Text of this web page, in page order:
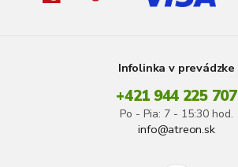
Infolinka v prevádzke
+421 944 225 707
Po - Pia: 7 - 15:30 hod.
info@atreon.sk